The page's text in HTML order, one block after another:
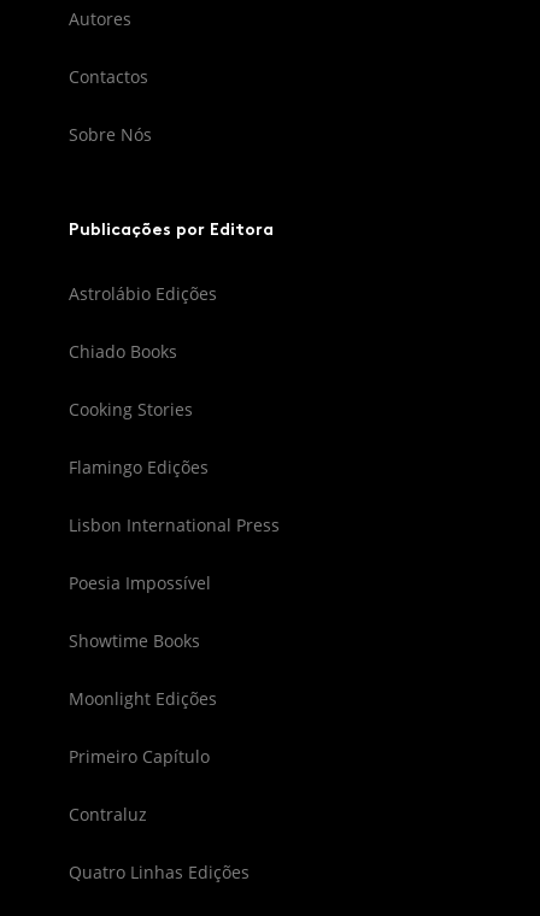
Autores
Contactos
Sobre Nós
Publicações por Editora
Astrolábio Edições
Chiado Books
Cooking Stories
Flamingo Edições
Lisbon International Press
Poesia Impossível
Showtime Books
Moonlight Edições
Primeiro Capítulo
Contraluz
Quatro Linhas Edições